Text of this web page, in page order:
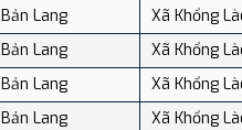
Bản Lang
Xã Khổng
Bản Lang
Xã Khổng
Bản Lang
Xã Khổng
Bản Lang
Xã Khổng